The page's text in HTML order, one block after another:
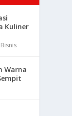
Kuliner
Warna